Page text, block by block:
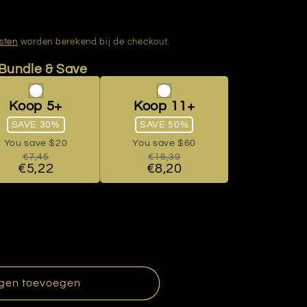
worden berekend bij de checkout.
toevoegen